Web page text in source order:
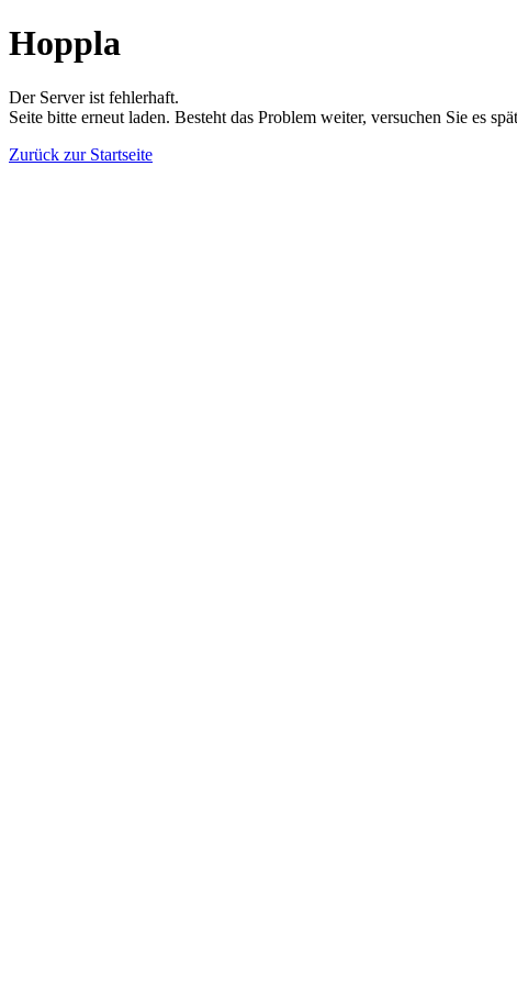
Hoppla
Der Server ist fehlerhaft.
Seite bitte erneut laden. Besteht das Problem weiter, versuchen Sie es
Zurück zur Startseite